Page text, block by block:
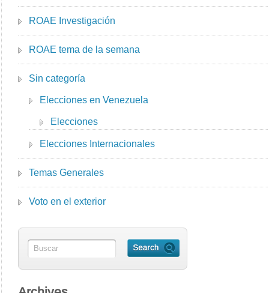
ROAE Investigación
ROAE tema de la semana
Sin categoría
Elecciones en Venezuela
Elecciones
Elecciones Internacionales
Temas Generales
Voto en el exterior